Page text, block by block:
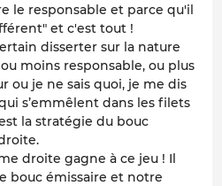
le responsable et parce qu'il
et c'est tout !
disserter sur la nature
moins responsable, ou plus
ou je ne sais quoi, je me dis
s’emmêlent dans les filets
la stratégie du bouc
droite gagne à ce jeu ! Il
bouc émissaire et notre